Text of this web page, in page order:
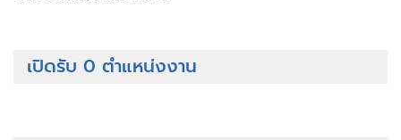
เปิดรับ 0 ตำแหน่งงาน